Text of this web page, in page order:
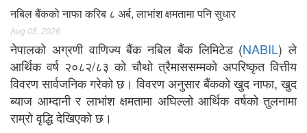
नबिल बैंकको नाफा करिब ८ अर्ब, लाभांश क्षमतामा पनि सुधार
Aug 05, 2026
नेपालको अग्रणी वाणिज्य बैंक नबिल बैंक लिमिटेड (NABIL) ले
आर्थिक वर्ष २०८२/८३ को चौथो त्रैमाससम्मको अपरिष्कृत वित्तीय
विवरण सार्वजनिक गरेको छ। विवरण अनुसार बैंकको खुद नाफा, खुद
ब्याज आम्दानी र लाभांश क्षमतामा अघिल्लो आर्थिक वर्षको तुलनामा
राम्रो वृद्धि देखिएको छ।